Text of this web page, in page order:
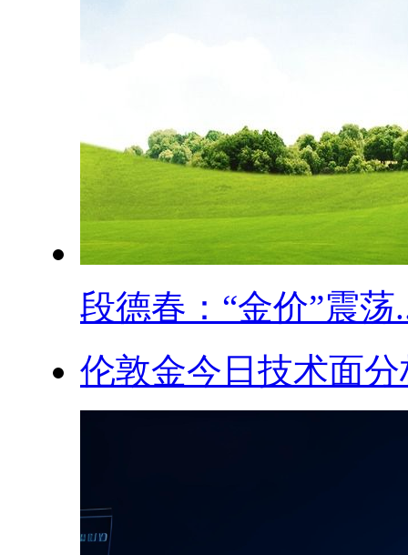
段德春：“金价”震荡
伦敦金今日技术面